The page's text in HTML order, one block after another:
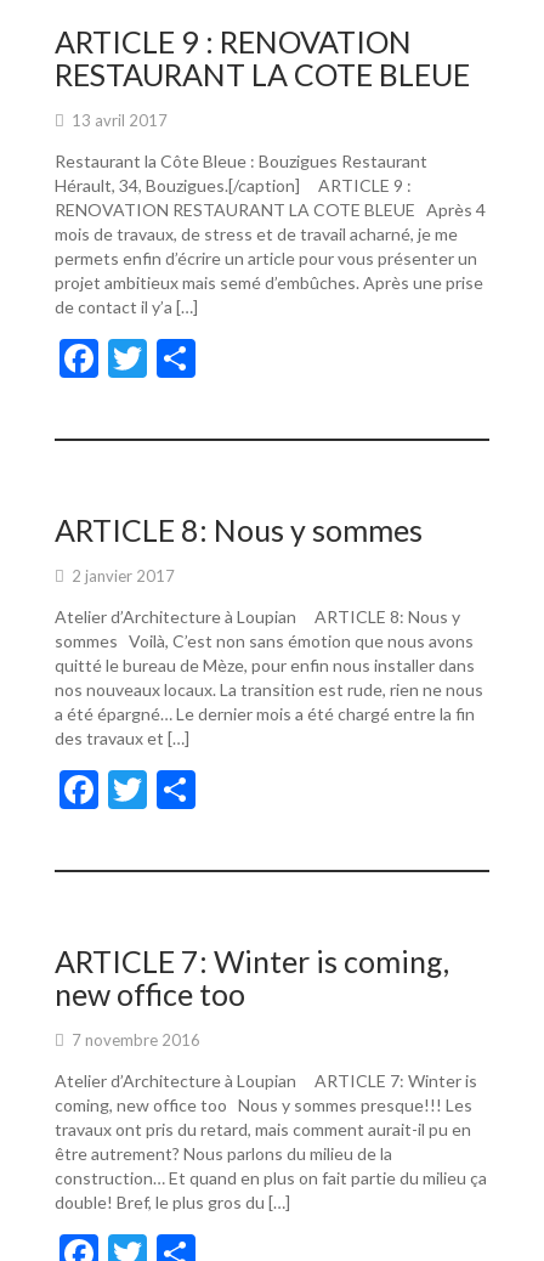
o
o
k
er
ARTICLE 9 : RENOVATION
RESTAURANT LA COTE BLEUE
13 avril 2017
Restaurant la Côte Bleue : Bouzigues Restaurant
Hérault, 34, Bouzigues.[/caption] ARTICLE 9 :
RENOVATION RESTAURANT LA COTE BLEUE Après 4
mois de travaux, de stress et de travail acharné, je me
permets enfin d’écrire un article pour vous présenter un
projet ambitieux mais semé d’embûches. Après une prise
de contact il y’a […]
F
e
o
o
k
T
itt ta
er
ARTICLE 8: Nous y sommes
2 janvier 2017
Atelier d’Architecture à Loupian ARTICLE 8: Nous y
sommes Voilà, C’est non sans émotion que nous avons
quitté le bureau de Mèze, pour enfin nous installer dans
nos nouveaux locaux. La transition est rude, rien ne nous
a été épargné… Le dernier mois a été chargé entre la fin
des travaux et […]
F
e
o
o
k
T
itt ta
er
ARTICLE 7: Winter is coming,
new office too
7 novembre 2016
Atelier d’Architecture à Loupian ARTICLE 7: Winter is
coming, new office too Nous y sommes presque!!! Les
travaux ont pris du retard, mais comment aurait-il pu en
être autrement? Nous parlons du milieu de la
construction… Et quand en plus on fait partie du milieu ça
double! Bref, le plus gros du […]